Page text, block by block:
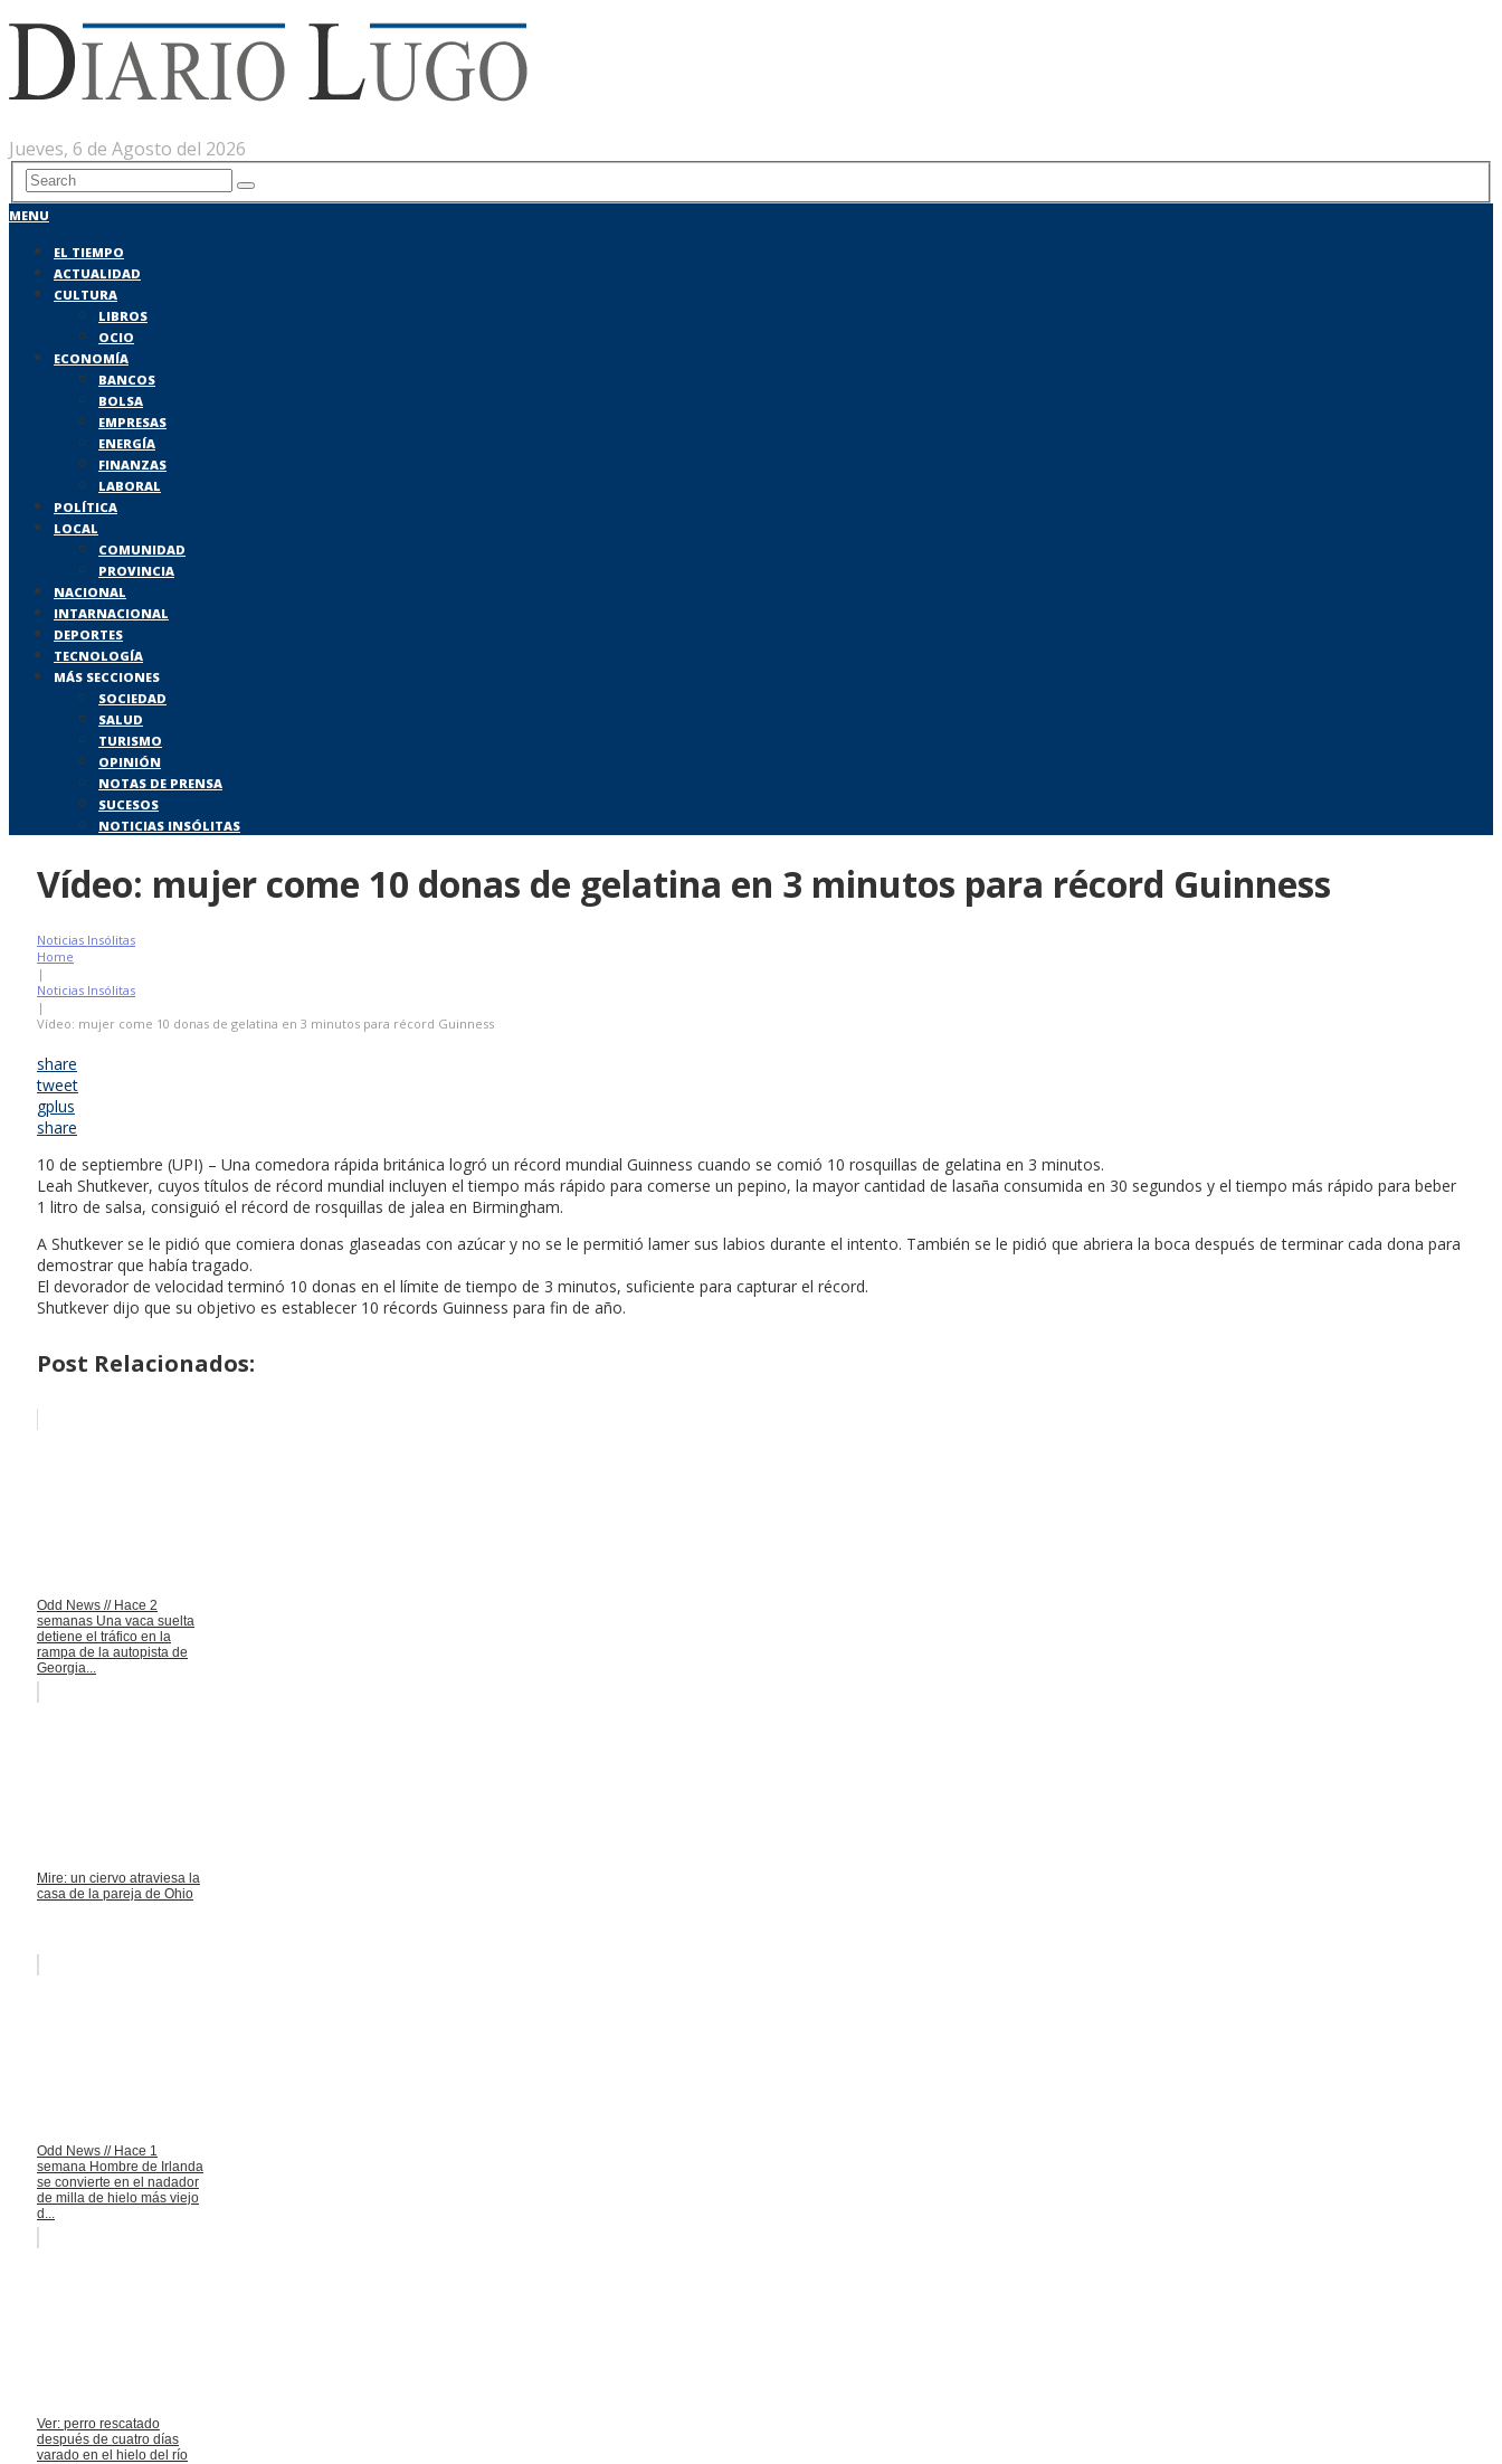
Jueves, 6 de Agosto del 2026
MENU
EL TIEMPO
ACTUALIDAD
CULTURA
LIBROS
OCIO
ECONOMÍA
BANCOS
BOLSA
EMPRESAS
ENERGÍA
FINANZAS
LABORAL
POLÍTICA
LOCAL
COMUNIDAD
PROVINCIA
NACIONAL
INTARNACIONAL
DEPORTES
TECNOLOGÍA
MÁS SECCIONES
SOCIEDAD
SALUD
TURISMO
OPINIÓN
NOTAS DE PRENSA
SUCESOS
NOTICIAS INSÓLITAS
Vídeo: mujer come 10 donas de gelatina en 3 minutos para récord Guinness
Noticias Insólitas
Home
|
Noticias Insólitas
|
Vídeo: mujer come 10 donas de gelatina en 3 minutos para récord Guinness
share
tweet
gplus
share
10 de septiembre (UPI) – Una comedora rápida británica logró un récord mundial Guinness cuando se comió 10 rosquillas de gelatina en 3 minutos.
Leah Shutkever, cuyos títulos de récord mundial incluyen el tiempo más rápido para comerse un pepino, la mayor cantidad de lasaña consumida en 30 segundos y el tiempo más rápido para beber
1 litro de salsa, consiguió el récord de rosquillas de jalea en Birmingham.
A Shutkever se le pidió que comiera donas glaseadas con azúcar y no se le permitió lamer sus labios durante el intento. También se le pidió que abriera la boca después de terminar cada dona para
demostrar que había tragado.
El devorador de velocidad terminó 10 donas en el límite de tiempo de 3 minutos, suficiente para capturar el récord.
Shutkever dijo que su objetivo es establecer 10 récords Guinness para fin de año.
Post Relacionados:
Odd News // Hace 2
semanas Una vaca suelta
detiene el tráfico en la
rampa de la autopista de
Georgia...
Mire: un ciervo atraviesa la
casa de la pareja de Ohio
Odd News // Hace 1
semana Hombre de Irlanda
se convierte en el nadador
de milla de hielo más viejo
d...
Ver: perro rescatado
después de cuatro días
varado en el hielo del río